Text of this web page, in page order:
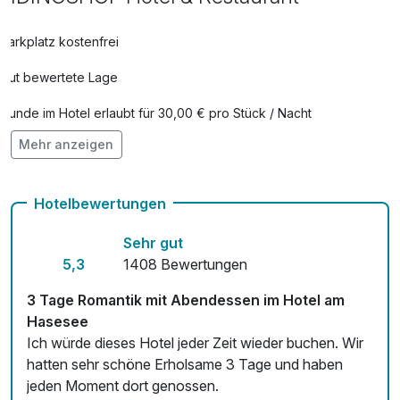
Massage
ANFRAGE | Wellness-Massage |
ANFRAGE | Wellness-Massage |
Gletscherschock Massage
pro Stück (25 Minuten)
ANFRAGE | Wellness-Massage | Hot
Stone
80,00 €
pro Stück (50 Minuten)
Parkplatz kostenfrei
Gut bewertete Lage
Hunde im Hotel erlaubt für 30,00 € pro Stück / Nacht
Auch vegetarische Speisen
Kostenloses W-LAN
Zimmerservice verfügbar
Mit Hotelbar
Mehr anzeigen
Hotelbewertungen
5,3
Sehr gut
1408 Bewertungen
3 Tage Romantik mit Abendessen im Hotel am
Hasesee
Ich würde dieses Hotel jeder Zeit wieder buchen. Wir
hatten sehr schöne Erholsame 3 Tage und haben
jeden Moment dort genossen.